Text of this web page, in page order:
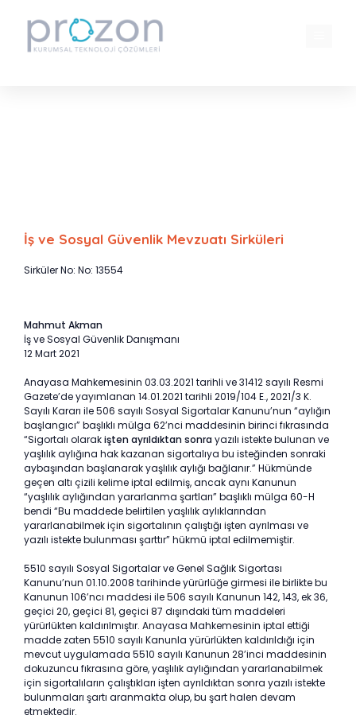
İş ve Sosyal Güvenlik Mevzuatı Sirküleri
Sirküler No: No: 13554
Mahmut Akman
İş ve Sosyal Güvenlik Danışmanı
12 Mart 2021
Anayasa Mahkemesinin 03.03.2021 tarihli ve 31412 sayılı Resmi
Gazete’de yayımlanan 14.01.2021 tarihli 2019/104 E., 2021/3 K.
Sayılı Kararı ile 506 sayılı Sosyal Sigortalar Kanunu’nun “aylığın
başlangıcı” başlıklı mülga 62’nci maddesinin birinci fıkrasında
“Sigortalı olarakişten ayrıldıktan sonra yazılı istekte bulunan ve
yaşlılık aylığına hak kazanan sigortalıya bu isteğinden sonraki
aybaşından başlanarak yaşlılık aylığı bağlanır.” Hükmünde
geçen altı çizili kelime iptal edilmiş, ancak aynı Kanunun
“yaşlılık aylığından yararlanma şartları” başlıklı mülga 60-H
bendi “Bu maddede belirtilen yaşlılık aylıklarından
yararlanabilmek için sigortalının çalıştığı işten ayrılması ve
yazılı istekte bulunması şarttır” hükmü iptal edilmemiştir.
5510 sayılı Sosyal Sigortalar ve Genel Sağlık Sigortası
Kanunu’nun 01.10.2008 tarihinde yürürlüğe girmesi ile birlikte bu
Kanunun 106’ncı maddesi ile 506 sayılı Kanunun 142, 143, ek 36,
geçici 20, geçici 81, geçici 87 dışındaki tüm maddeleri
yürürlükten kaldırılmıştır. Anayasa Mahkemesinin iptal ettiği
madde zaten 5510 sayılı Kanunla yürürlükten kaldırıldığı için
mevcut uygulamada 5510 sayılı Kanunun 28’inci maddesinin
dokuzuncu fıkrasına göre, yaşlılık aylığından yararlanabilmek
için sigortalıların çalıştıkları işten ayrıldıktan sonra yazılı istekte
bulunmaları şartı aranmakta olup, bu şart halen devam
etmektedir.